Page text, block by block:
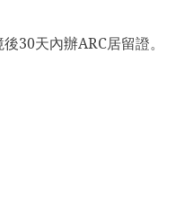
後30天內辦ARC居留證。